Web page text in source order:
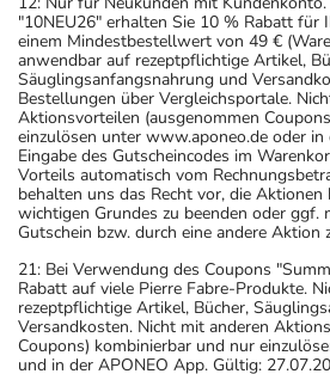
"10NEU26" erhalten Sie 10 % Rabatt für
einem Mindestbestellwert von 49 €
anwendbar auf rezeptpflichtige Artikel,
Säuglingsanfangsnahrung und
Bestellungen über Vergleichsportale.
Aktionsvorteilen (ausgenommen
einzulösen unter www.aponeo.de oder in
Eingabe des Gutscheincodes im
Vorteils automatisch vom
behalten uns das Recht vor, die Aktionen
wichtigen Grundes zu beenden oder ggf.
Gutschein bzw. durch eine andere Aktion
21: Bei Verwendung des Coupons
Rabatt auf viele Pierre Fabre-Produkte.
rezeptpflichtige Artikel, Bücher,
Versandkosten. Nicht mit anderen
Coupons) kombinierbar und nur
und in der APONEO App. Gültig: